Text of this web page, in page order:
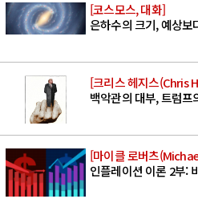
[코스모스, 대화]
은하수의 크기, 예상보
[크리스 헤지스(Chris
백악관의 대부, 트럼프
[마이클 로버츠
인플레이션 이론 2부: